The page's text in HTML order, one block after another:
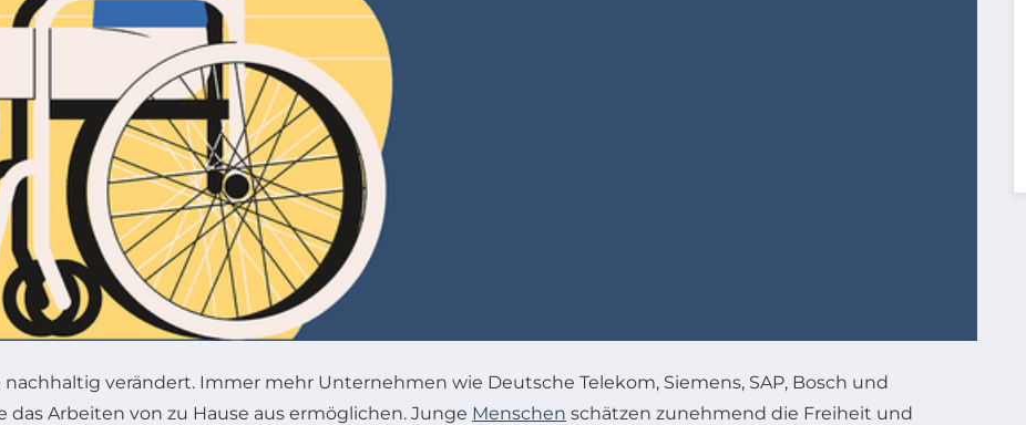
verändert. Immer mehr Unternehmen wie Deutsche Telekom, Siemens, SAP, Bosch und
Arbeiten von zu Hause aus ermöglichen. Junge Menschen schätzen zunehmend die Freiheit und